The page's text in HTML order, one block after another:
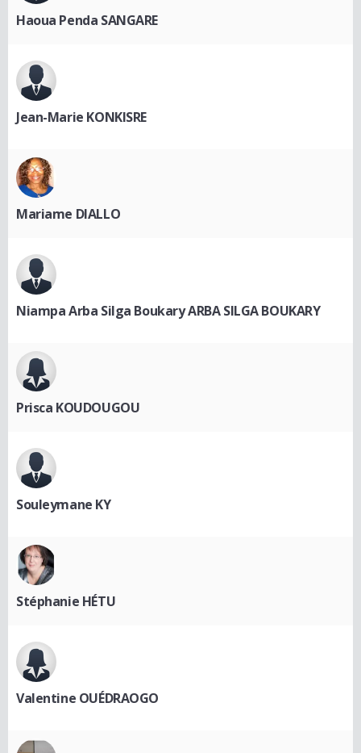
Haoua Penda SANGARE
Jean-Marie KONKISRE
Mariame DIALLO
Niampa Arba Silga Boukary ARBA SILGA BOUKARY
Prisca KOUDOUGOU
Souleymane KY
Stéphanie HÉTU
Valentine OUÉDRAOGO